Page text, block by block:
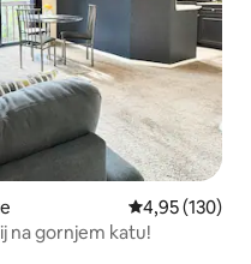
Prosječna
4,95 (130)
na gornjem katu!